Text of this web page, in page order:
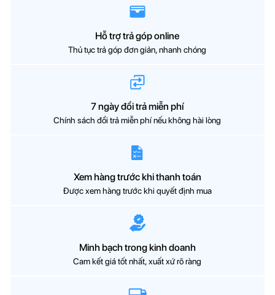
Hỗ trợ trả góp online
Thủ tục trả góp đơn giản, nhanh chóng
7 ngày đổi trả miễn phí
Chính sách đổi trả miễn phí nếu không hài lòng
Xem hàng trước khi thanh toán
Được xem hàng trước khi quyết định mua
Minh bạch trong kinh doanh
Cam kết giá tốt nhất, xuất xứ rõ ràng